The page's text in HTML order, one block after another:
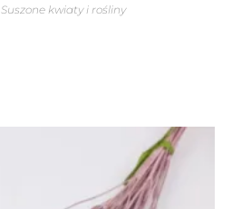
Suszone kwiaty i rośliny